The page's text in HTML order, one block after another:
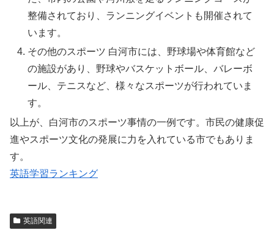
整備されており、ランニングイベントも開催されて
います。
その他のスポーツ 白河市には、野球場や体育館など
の施設があり、野球やバスケットボール、バレーボ
ール、テニスなど、様々なスポーツが行われていま
す。
以上が、白河市のスポーツ事情の一例です。市民の健康促
進やスポーツ文化の発展に力を入れている市でもありま
す。
英語学習ランキング
英語関連